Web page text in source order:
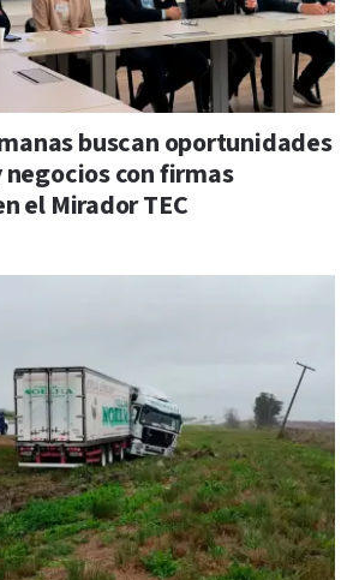
buscan oportunidades
con firmas
el Mirador TEC